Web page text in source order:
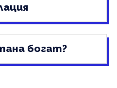
богат?